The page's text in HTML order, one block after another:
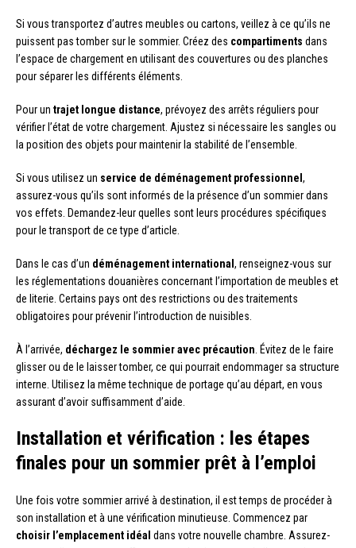
Si vous transportez d’autres meubles ou cartons, veillez à ce qu’ils ne
puissent pas tomber sur le sommier. Créez des compartiments dans
l’espace de chargement en utilisant des couvertures ou des planches
pour séparer les différents éléments.
Pour un trajet longue distance, prévoyez des arrêts réguliers pour
vérifier l’état de votre chargement. Ajustez si nécessaire les sangles ou
la position des objets pour maintenir la stabilité de l’ensemble.
Si vous utilisez un service de déménagement professionnel ,
assurez-vous qu’ils sont informés de la présence d’un sommier dans
vos effets. Demandez-leur quelles sont leurs procédures spécifiques
pour le transport de ce type d’article.
Dans le cas d’un déménagement international , renseignez-vous sur
les réglementations douanières concernant l’importation de meubles et
de literie. Certains pays ont des restrictions ou des traitements
obligatoires pour prévenir l’introduction de nuisibles.
À l’arrivée, déchargez le sommier avec précaution . Évitez de le faire
glisser ou de le laisser tomber, ce qui pourrait endommager sa structure
interne. Utilisez la même technique de portage qu’au départ, en vous
assurant d’avoir suffisamment d’aide.
Installation et vérification : les étapes
finales pour un sommier prêt à l’emploi
Une fois votre sommier arrivé à destination, il est temps de procéder à
son installation et à une vérification minutieuse. Commencez par
choisir l’emplacement idéal dans votre nouvelle chambre. Assurez-